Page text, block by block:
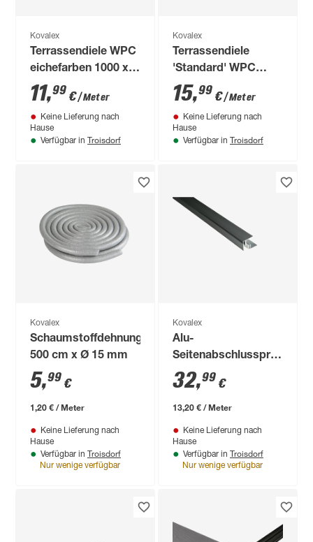
Kovalex
Terrassendiele WPC
eichefarben 1000 x
145 x 20 mm
11,99 €/ Meter
Keine Lieferung nach
Hause
Verfügbar in Troisdorf
Kovalex
Terrassendiele
'Standard' WPC
graubraun 1000 x
145 x 26 mm
15,99 €/ Meter
Keine Lieferung nach
Hause
Verfügbar in Troisdorf
Kovalex
Schaumstoffdehnungsprofil
500 cm x Ø 15 mm
5,99 €
1,20 € / Meter
Keine Lieferung nach
Hause
Verfügbar in Troisdorf
Nur wenige verfügbar
Kovalex
Alu-
Seitenabschlussprofil
41 eloxiert mit Alu-
Befestigungsprofil
2500 x 45 x 41 mm
32,99 €
13,20 € / Meter
Keine Lieferung nach
Hause
Verfügbar in Troisdorf
Nur wenige verfügbar